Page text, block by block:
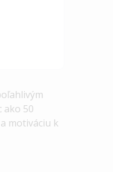
ako 50
motiváciu k